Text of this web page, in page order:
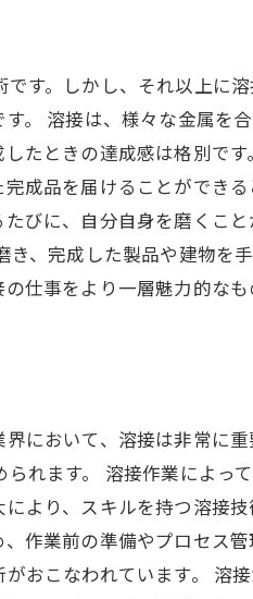
す。しかし、それ以上に
。 溶接は、様々な金属を
たときの達成感は格別で
成品を届けることができ
びに、自分自身を磨くこ
、完成した製品や建物を
仕事をより一層魅力的なも
において、溶接は非常に
れます。 溶接作業によっ
より、スキルを持つ溶接
作業前の準備やプロセス
おこなわれています。 溶